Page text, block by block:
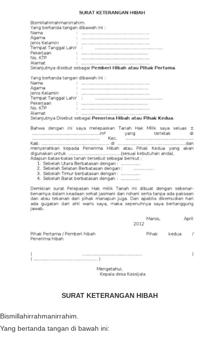
SURAT KETERANGAN HIBAH
Bismillahirrahmanirrahim.
Yang bertanda tangan di bawah ini: